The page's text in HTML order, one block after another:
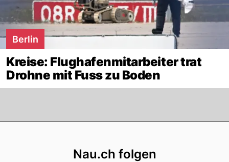
Berlin
Kreise: Flughafenmitarbeiter trat
Drohne mit Fuss zu Boden
Nau.ch folgen